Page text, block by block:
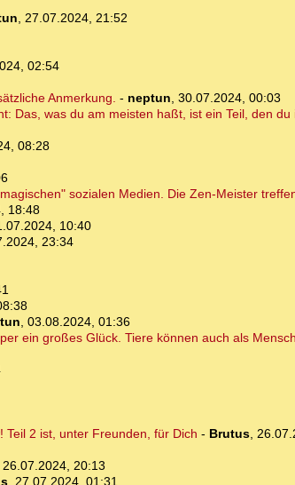
, 27.07.2024, 21:52
02:54
Anmerkung. - neptun, 30.07.2024, 00:03
Das, was du am meisten haßt, ist ein Teil, den
08:28
sozialen Medien. Die Zen-Meister
18:48
10:40
23:34
, 03.08.2024, 01:36
ein großes Glück. Tiere können auch als
2 ist, unter Freunden, für Dich - Brutus,
26.07.2024, 20:13
, 27.07.2024, 01:31